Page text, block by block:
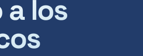
los